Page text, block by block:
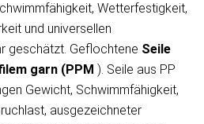
Wetterfestigkeit,
und universellen
geschätzt. Geflochtene Seile
garn (PPM ). Seile aus PP
Gewicht, Schwimmfähigkeit,
ausgezeichneter